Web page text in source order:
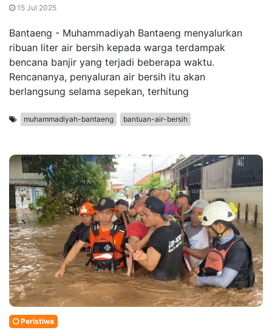
15 Jul 2025
Bantaeng - Muhammadiyah Bantaeng menyalurkan
ribuan liter air bersih kepada warga terdampak
bencana banjir yang terjadi beberapa waktu.
Rencananya, penyaluran air bersih itu akan
berlangsung selama sepekan, terhitung
muhammadiyah-bantaeng bantuan-air-bersih
Peristiwa